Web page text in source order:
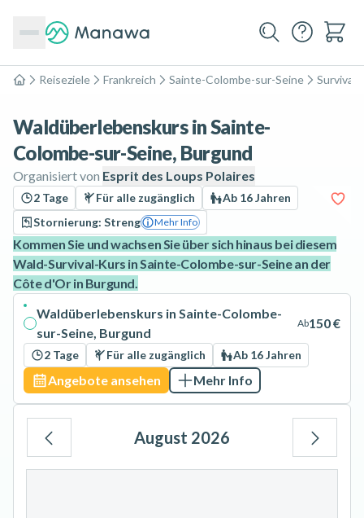
Home
Reiseziele Frankreich Sainte-Colombe-sur-Seine Survival
Waldüberlebenskurs in Sainte-
Colombe-sur-Seine, Burgund
Organisiert von Esprit des Loups Polaires
2 Tage Für alle zugänglich
Ab 16 Jahren
Stornierung: Streng
Mehr Info
Kommen Sie und wachsen Sie über sich hinaus bei diesem
Wald-Survival-Kurs in Sainte-Colombe-sur-Seine an der
Côte d'Or in Burgund.
Waldüberlebenskurs in Sainte-Colombe-
sur-Seine, Burgund
Ab150 €
2 Tage Für alle zugänglich Ab 16 Jahren
Angebote ansehen Mehr Info
August 2026